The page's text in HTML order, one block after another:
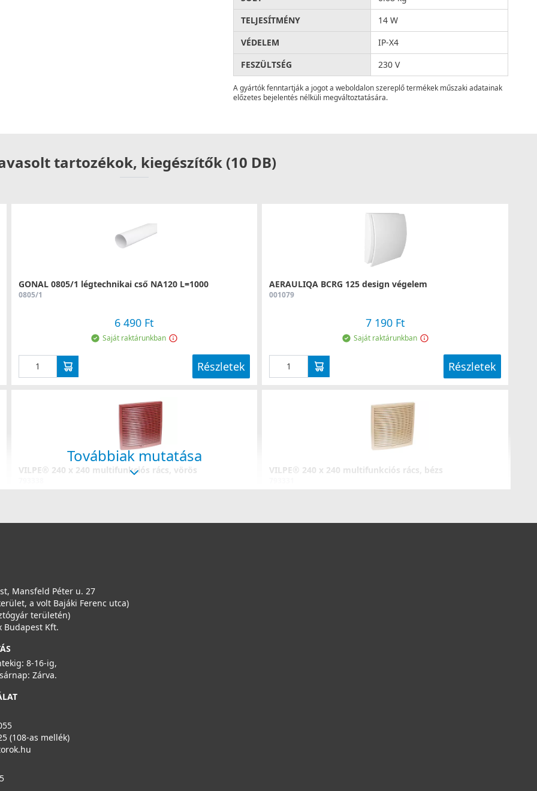
TELJESÍTMÉNY
14 W
VÉDELEM
IP-X4
FESZÜLTSÉG
230 V
A gyártók fenntartják a jogot a weboldalon szereplő termékek műszaki adatainak
előzetes bejelentés nélküli megváltoztatására.
tartozékok, kiegészítők (10 DB)
GONAL 0805/1 légtechnikai cső NA120 L=1000
0805/1
6 490 Ft
Saját raktárunkban
Részletek
AERAULIQA BCRG 125 design végelem
001079
7 190 Ft
Saját raktárunkban
Részletek
VILPE® 240 x 240 multifunkciós rács, vörös
Saját raktárunkban
VILPE® 240 x 240 multifunkciós rács, bézs
Saját raktárunkban
793337
Továbbiak mutatása
Mansfeld Péter u. 27
a volt Bajáki Ferenc utca)
területén)
Budapest Kft.
8-16-ig,
Zárva.
(108-as mellék)